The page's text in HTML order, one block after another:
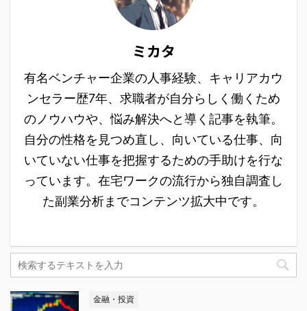
ミカタ
有名ベンチャー企業の人事経験、キャリアカウ
ンセラー歴7年、求職者が自分らしく働くため
のノウハウや、悩み解決へと導く記事を執筆。
自分の性格を見つめ直し、向いている仕事、向
いていない仕事を把握するための手助けを行な
っています。在宅ワークの流行から独自調査し
た副業分析までコンテンツ拡大中です。
金融・投資